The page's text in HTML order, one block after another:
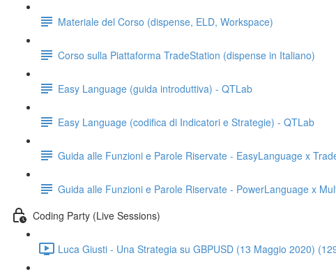
Materiale del Corso (dispense, ELD, Workspace)
Corso sulla Piattaforma TradeStation (dispense in Italiano)
Easy Language (guida introduttiva) - QTLab
Easy Language (codifica di Indicatori e Strategie) - QTLab
Guida alle Funzioni e Parole Riservate - EasyLanguage x
Guida alle Funzioni e Parole Riservate - PowerLanguage x
Coding Party (Live Sessions)
Luca Giusti - Una Strategia su GBPUSD (13 Maggio 2020)